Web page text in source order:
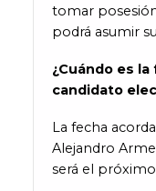
tomar
podrá asumir
¿Cuándo es
candidato
La fecha
Alejandro
será el